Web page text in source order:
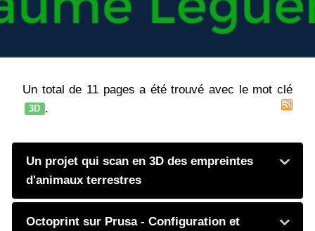
Un total de 11 pages a été trouvé avec le mot clé
3D .
Un projet qui scan en 3D des empreintes
d'animaux terrestres
Octoprint sur Prusa - Configuration et